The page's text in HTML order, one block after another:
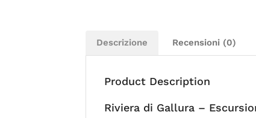
Descrizione Recensioni (0)
Product Description
Riviera di Gallura –